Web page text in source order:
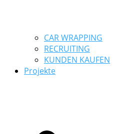
CAR WRAPPING
RECRUITING
KUNDEN KAUFEN
Projekte